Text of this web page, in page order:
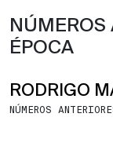
NÚMEROS
ÉPOCA
RODRIGO
NÚMEROS